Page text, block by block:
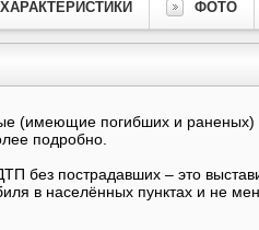
ХАРАКТЕРИСТИКИ ФОТО
(имеющие погибших и раненых)
подробно.
без пострадавших – это
в населённых пунктах и не